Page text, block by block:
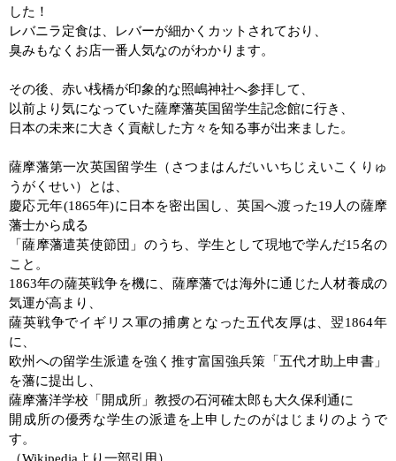
した！
レバニラ定食は、レバーが細かくカットされており、
臭みもなくお店一番人気なのがわかります。
その後、赤い桟橋が印象的な照嶋神社へ参拝して、
以前より気になっていた薩摩藩英国留学生記念館に行き、
日本の未来に大きく貢献した方々を知る事が出来ました。
薩摩藩第一次英国留学生（さつまはんだいいちじえいこくりゅ
うがくせい）とは、
慶応元年(1865年)に日本を密出国し、英国へ渡った19 人の薩摩
藩士から成る
「薩摩藩遣英使節団」のうち、学生として現地で学んだ15名の
こと。
1863年の薩英戦争を機に、薩摩藩では海外に通じた人材養成の
気運が高まり、
薩英戦争でイギリス軍の捕虜となった五代友厚は、翌1864年
に、
欧州への留学生派遣を強く推す富国強兵策「五代才助上申書」
を藩に提出し、
薩摩藩洋学校「開成所」教授の石河確太郎も大久保利通に
開成所の優秀な学生の派遣を上申したのがはじまりのようで
す。